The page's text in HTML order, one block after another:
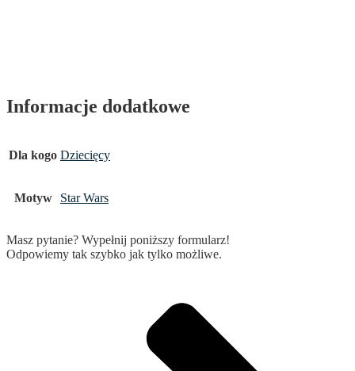
Informacje dodatkowe
Dla kogo Dziecięcy
Motyw Star Wars
Masz pytanie? Wypełnij poniższy formularz!
Odpowiemy tak szybko jak tylko możliwe.